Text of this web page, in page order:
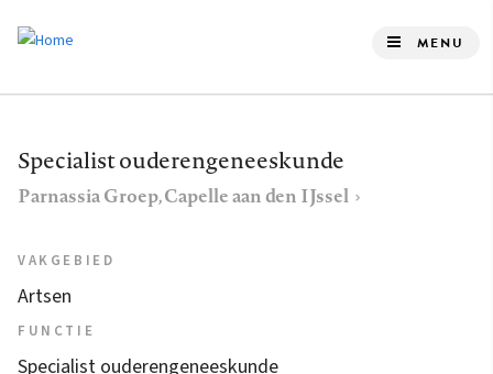
de
gaan
MENU
Specialist ouderengeneeskunde
Parnassia Groep, Capelle aan den IJssel
VAKGEBIED
Artsen
FUNCTIE
Specialist ouderengeneeskunde